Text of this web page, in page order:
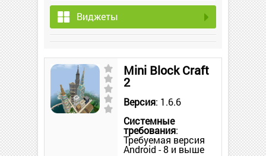
Виджеты
Mini Block Craft
2
Версия: 1.6.6
Системные
требования:
Требуемая версия
Android - 8 и выше